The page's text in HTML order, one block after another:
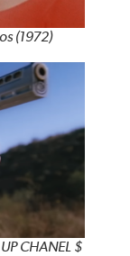
(1972)
CHANEL $